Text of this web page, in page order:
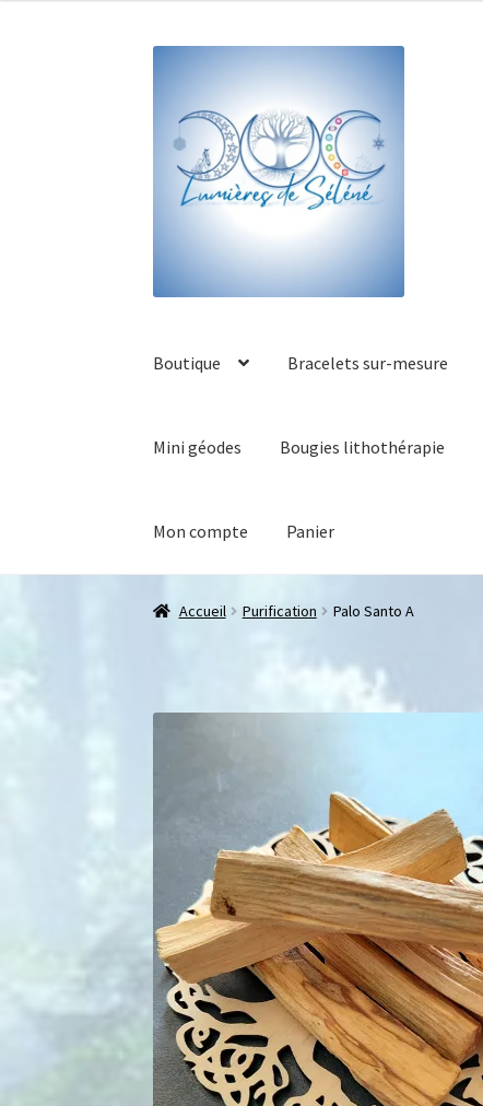
Boutique Bracelets sur-mesure
Mini géodes Bougies lithothérapie
Mon compte Panier
Accueil Purification Palo Santo A